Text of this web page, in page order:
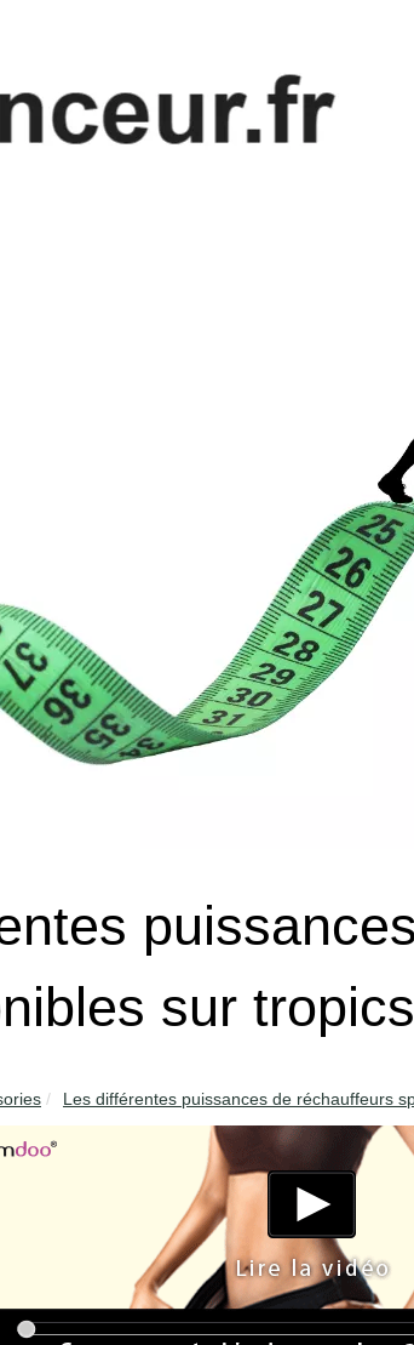
sur
Les différentes puissances de réchauffeurs